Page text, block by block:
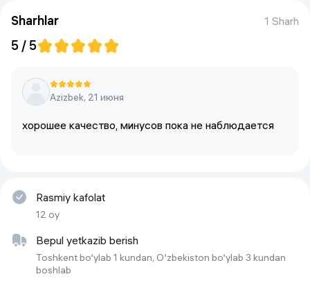
Тип
Углы обзора
Sharhlar 1 Sharh
5 / 5
Azizbek, 21 июня
хорошее качество, минусов пока не наблюдается
Rasmiy kafolat
12 oy
Bepul yetkazib berish
Toshkent bo‘ylab 1 kundan, O‘zbekiston bo‘ylab 3 kundan
boshlab